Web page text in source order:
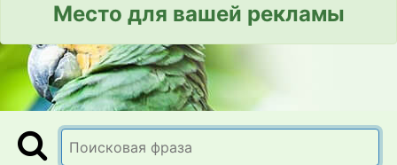
Место для вашей рекламы